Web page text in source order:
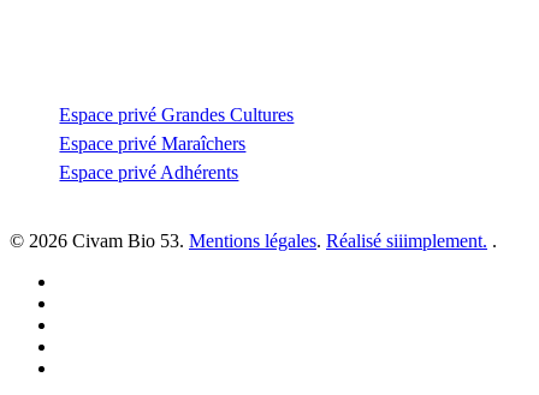
Espace privé Grandes Cultures
Espace privé Maraîchers
Espace privé Adhérents
© 2026 Civam Bio 53. Mentions légales. Réalisé siiimplement. .